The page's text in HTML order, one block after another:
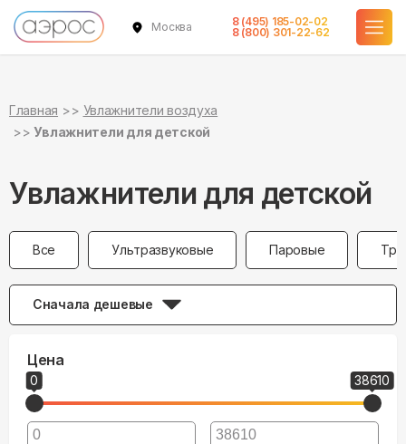
Москва
8 (495) 185-02-02
8 (800) 301-22-62
Главная
Увлажнители воздуха
Увлажнители для детской
Увлажнители для детской
Все Ультразвуковые Паровые
Сначала дешевые
Цена
0 38610